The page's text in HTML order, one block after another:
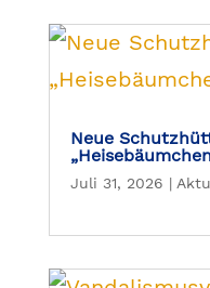
Neue
Juli 31, 2026 |